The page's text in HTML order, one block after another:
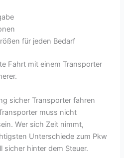
für jeden Bedarf
Fahrt mit einem Transporter
sicher Transporter fahren
muss nicht
Wer sich Zeit nimmt,
Unterschiede zum Pkw
hinter dem Steuer.